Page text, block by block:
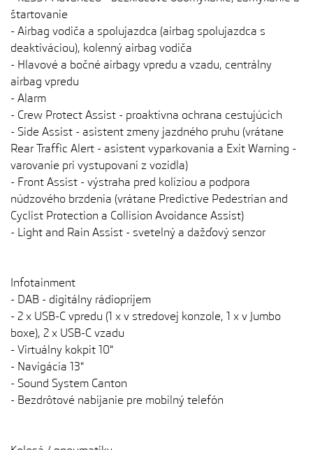
štartovanie
- Airbag vodiča a spolujazdca (airbag spolujazdca s
deaktiváciou), kolenný airbag vodiča
- Hlavové a bočné airbagy vpredu a vzadu, centrálny
airbag vpredu
- Alarm
- Crew Protect Assist - proaktívna ochrana cestujúcich
- Side Assist - asistent zmeny jazdného pruhu (vrátane
Rear Traffic Alert - asistent vyparkovania a Exit Warning -
varovanie pri vystupovaní z vozidla)
- Front Assist - výstraha pred kolíziou a podpora
núdzového brzdenia (vrátane Predictive Pedestrian and
Cyclist Protection a Collision Avoidance Assist)
- Light and Rain Assist - svetelný a dažďový senzor
Infotainment
- DAB - digitálny rádiopríjem
- 2 x USB-C vpredu (1 x v stredovej konzole, 1 x v Jumbo
boxe), 2 x USB-C vzadu
- Virtuálny kokpit 10"
- Navigácia 13"
- Sound System Canton
- Bezdrôtové nabíjanie pre mobilný telefón